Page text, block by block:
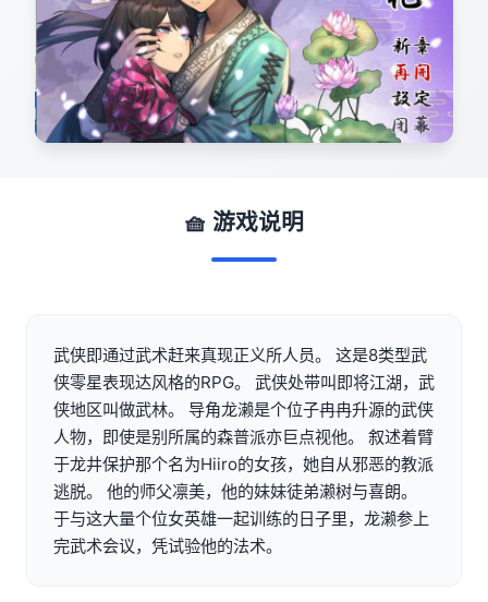
🧺 游戏说明
武侠即通过武术赶来真现正义所人员。 这是8类型武
侠零星表现达风格的RPG。 武侠处带叫即将江湖，武
侠地区叫做武林。 导角龙濑是个位子冉冉升源的武侠
人物，即使是别所属的森普派亦巨点视他。 叙述着臂
于龙井保护那个名为Hiiro的女孩，她自从邪恶的教派
逃脱。 他的师父凛美，他的妹妹徒弟濑树与喜朗。
于与这大量个位女英雄一起训练的日子里，龙濑参上
完武术会议，凭试验他的法术。